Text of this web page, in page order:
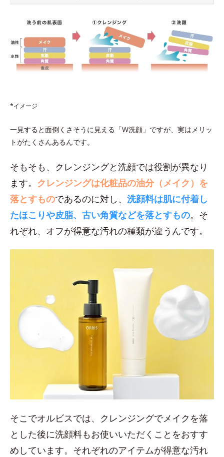
*イメージ
一見すると面倒くさそうに見える「W洗顔」ですが、実はメリッ
トがたくさんあるんです。
そもそも、クレンジングと洗顔では役割が異なり
ます。 クレンジングは化粧品の油分（メイク）を
落とすものであるのに対し、 洗顔料は肌に付着し
たほこりや皮脂、古い角質などを落とすもの。そ
れぞれ、オフが得意な汚れの種類が違うんです。
そこでオルビスでは、クレンジングでメイクを落
とした後に洗顔料もお使いいただくことをおすす
めしています。それぞれのアイテムが得意な汚れ